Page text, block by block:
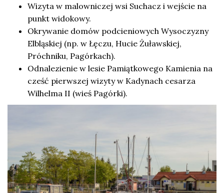
Wizyta w malowniczej wsi Suchacz i wejście na
punkt widokowy.
Okrywanie domów podcieniowych Wysoczyzny
Elbląskiej (np. w Łęczu, Hucie Żuławskiej,
Próchniku, Pagórkach).
Odnalezienie w lesie Pamiątkowego Kamienia na
cześć pierwszej wizyty w Kadynach cesarza
Wilhelma II (wieś Pagórki).